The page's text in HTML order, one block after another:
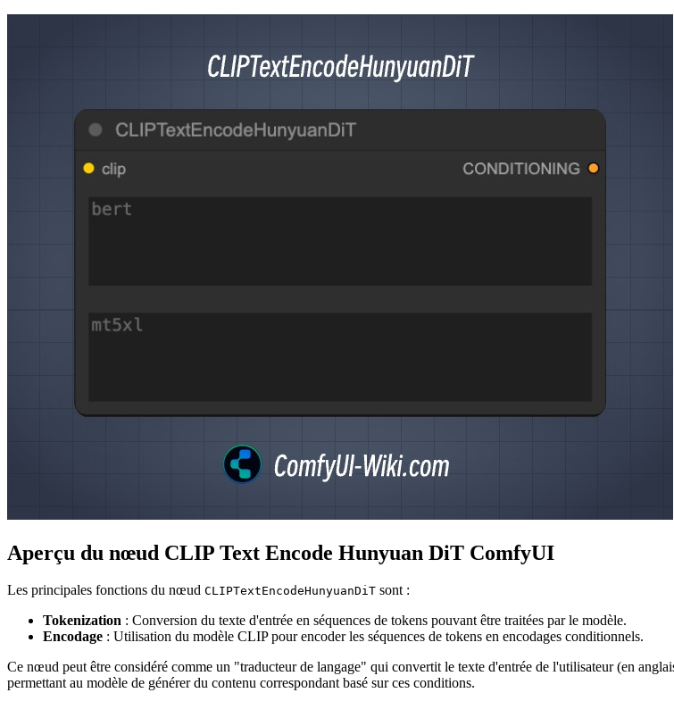
Aperçu du nœud CLIP Text Encode Hunyuan DiT ComfyUI
Les principales fonctions du nœud CLIPTextEncodeHunyuanDiT sont :
Tokenization : Conversion du texte d'entrée en séquences de tokens pouvant être traitées par le modèle.
Encodage : Utilisation du modèle CLIP pour encoder les séquences de tokens en encodages conditionnels.
Ce nœud peut être considéré comme un "traducteur de langage" qui convertit le texte d'entrée de l'utilisateur (en
permettant au modèle de générer du contenu correspondant basé sur ces conditions.